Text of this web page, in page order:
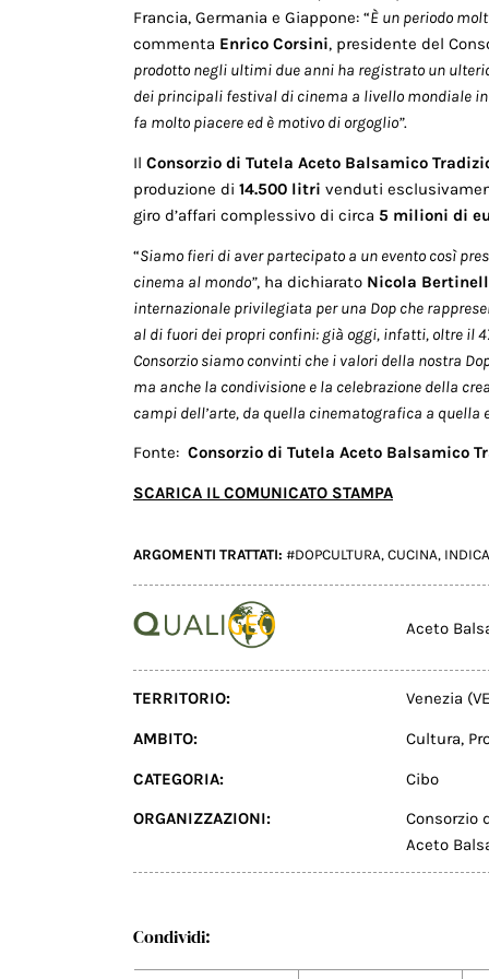
Francia, Germania e Giappone: “È un periodo
commenta Enrico Corsini, presidente del
prodotto negli ultimi due anni ha registrato un
dei principali festival di cinema a livello mondiale
fa molto piacere ed è motivo di orgoglio”.
Il Consorzio di Tutela Aceto Balsamico
produzione di 14.500 litri venduti
giro d’affari complessivo di circa 5 milioni di
“Siamo fieri di aver partecipato a un evento così
cinema al mondo”, ha dichiarato Nicola
internazionale privilegiata per una Dop che
al di fuori dei propri confini: già oggi, infatti, oltre il
Consorzio siamo convinti che i valori della nostra
ma anche la condivisione e la celebrazione della
campi dell’arte, da quella cinematografica a quella
Fonte: Consorzio di Tutela Aceto Balsamico
SCARICA IL COMUNICATO STAMPA
ARGOMENTI TRATTATI: #DOPCULTURA, CUCINA,
Aceto
TERRITORIO: Venezia
AMBITO: Cultura,
CATEGORIA: Cibo
ORGANIZZAZIONI:
Consorzio
Aceto
Condividi: